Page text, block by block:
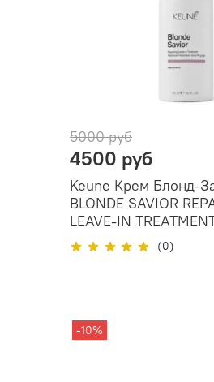
5000 руб
4500 руб
Keune Крем Блонд-
BLONDE SAVIOR
LEAVE-IN
(0)
-10%